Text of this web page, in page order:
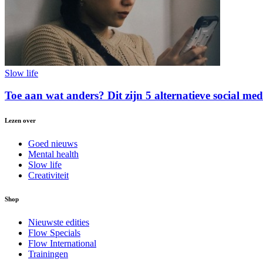
Slow life
Toe aan wat anders? Dit zijn 5 alternatieve social
Lezen over
Goed nieuws
Mental health
Slow life
Creativiteit
Shop
Nieuwste edities
Flow Specials
Flow International
Trainingen